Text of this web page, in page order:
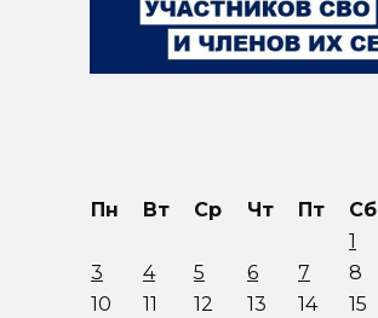
Пн Вт Ср Чт Пт Сб
1
3
4 5 6 7 8
10
11 12 13 14 15